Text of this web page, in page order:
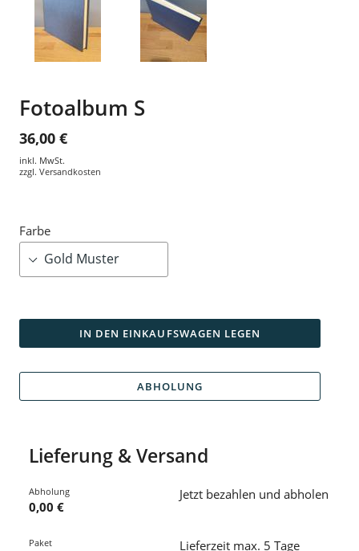
Fotoalbum S
36,00 €
inkl. MwSt.
zzgl. Versandkosten
Farbe
IN DEN EINKAUFSWAGEN LEGEN
ABHOLUNG
Lieferung & Versand
Abholung
0,00 €
Jetzt bezahlen und abholen
Paket Lieferzeit max. 5 Tage